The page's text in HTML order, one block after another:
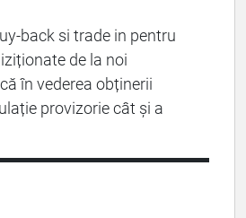
back si trade in pentru
de la noi
în vederea obținerii
provizorie cât și a